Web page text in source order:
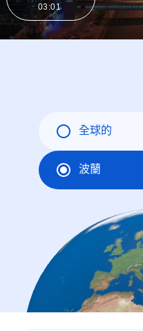
03:01
全球的
波蘭